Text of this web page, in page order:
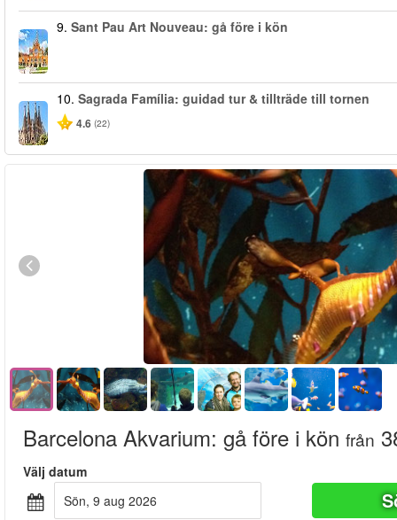
9. Sant Pau Art Nouveau: gå före i kön
10. Sagrada Família: guidad tur & tillträde till tornen
4.6 (22)
Barcelona Akvarium: gå före i kön från
Välj datum
sön, 9 aug 2026